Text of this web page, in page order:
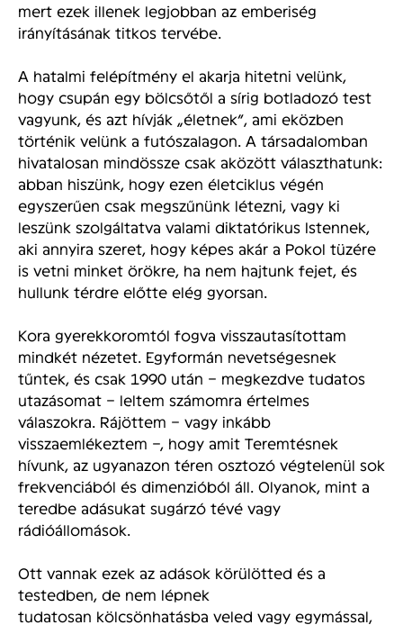
mert ezek illenek legjobban az emberiség
irányításának titkos tervébe.
A hatalmi felépítmény el akarja hitetni velünk,
hogy csupán egy bölcsőtől a sírig botladozó test
vagyunk, és azt hívják „életnek”, ami eközben
történik velünk a futószalagon. A társadalomban
hivatalosan mindössze csak aközött választhatunk:
abban hiszünk, hogy ezen életciklus végén
egyszerűen csak megszűnünk létezni, vagy ki
leszünk szolgáltatva valami diktatórikus Istennek,
aki annyira szeret, hogy képes akár a Pokol tüzére
is vetni minket örökre, ha nem hajtunk fejet, és
hullunk térdre előtte elég gyorsan.
Kora gyerekkoromtól fogva visszautasítottam
mindkét nézetet. Egyformán nevetségesnek
tűntek, és csak 1990 után – megkezdve tudatos
utazásomat – leltem számomra értelmes
válaszokra. Rájöttem – vagy inkább
visszaemlékeztem –, hogy amit Teremtésnek
hívunk, az ugyanazon téren osztozó végtelenül sok
frekvenciából és dimenzióból áll. Olyanok, mint a
teredbe adásukat sugárzó tévé vagy
rádióállomások.
Ott vannak ezek az adások körülötted és a
testedben, de nem lépnek
tudatosan kölcsönhatásba veled vagy egymással,